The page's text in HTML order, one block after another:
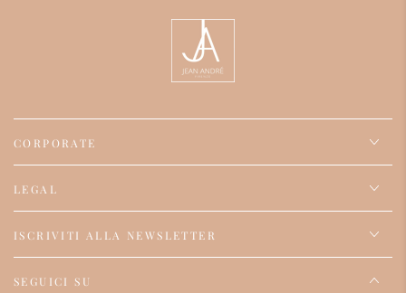
CORPORATE
LEGAL
ISCRIVITI ALLA NEWSLETTER
SEGUICI SU